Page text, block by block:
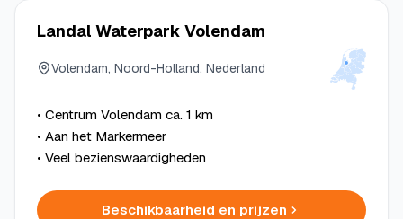
Landal Waterpark Volendam
Volendam, Noord-Holland, Nederland
• Centrum Volendam ca. 1 km
• Aan het Markermeer
• Veel bezienswaardigheden
Beschikbaarheid en prijzen